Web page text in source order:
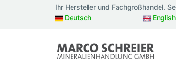
Ihr Hersteller und Fachgroßhandel.
Deutsch
English